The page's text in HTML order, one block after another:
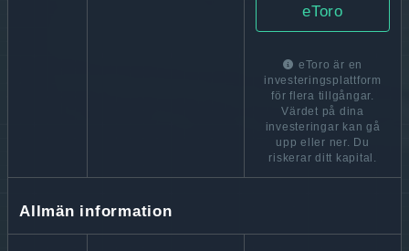
eToro
eToro är en
investeringsplattform
för flera tillgångar.
Värdet på dina
investeringar kan gå
upp eller ner. Du
riskerar ditt kapital.
Allmän information